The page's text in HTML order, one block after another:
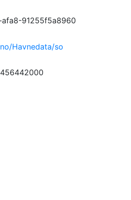
91255f5a8960
Havnedata/so